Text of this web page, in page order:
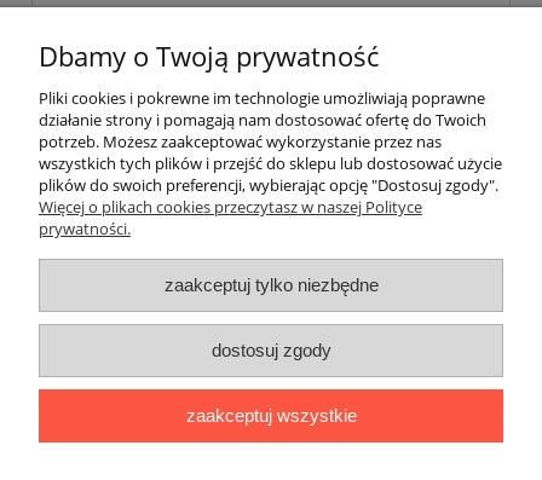
do koszyka
Inteligentny dom ( POCKET HOME )
Promocje i transport gratis
Automatyka NOVATEK
Polityka prywatności
Zwroty i reklamacje
Promocyjne Ceny|Wiklinowa 24, 21-010 Łęczna (woj. lubelskie)|
Dbamy o Twoją prywatność
Pliki cookies i pokrewne im technologie umożliwiają poprawne
działanie strony i pomagają nam dostosować ofertę do Twoich
potrzeb. Możesz zaakceptować wykorzystanie przez nas
wszystkich tych plików i przejść do sklepu lub dostosować użycie
plików do swoich preferencji, wybierając opcję "Dostosuj zgody".
Więcej o plikach cookies przeczytasz w naszej Polityce
prywatności.
zaakceptuj tylko niezbędne
dostosuj zgody
zaakceptuj wszystkie